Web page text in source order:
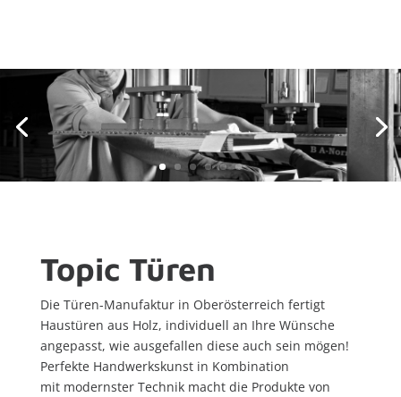
Topic Türen
Die Türen-Manufaktur in Oberösterreich fertigt
Haustüren aus Holz, individuell an Ihre Wünsche
angepasst, wie ausgefallen diese auch sein mögen!
Perfekte Handwerkskunst in Kombination
mit modernster Technik macht die Produkte von